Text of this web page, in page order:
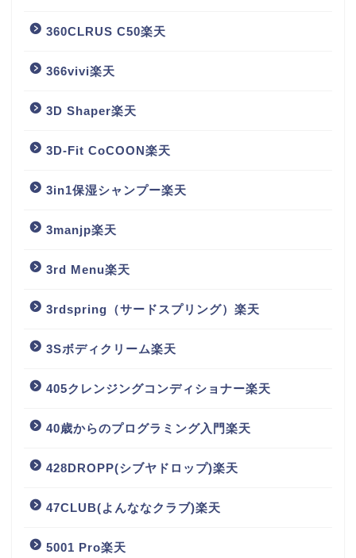
360CLRUS C50楽天
366vivi楽天
3D Shaper楽天
3D-Fit CoCOON楽天
3in1保湿シャンプー楽天
3manjp楽天
3rd Menu楽天
3rdspring（サードスプリング）楽天
3Sボディクリーム楽天
405クレンジングコンディショナー楽天
40歳からのプログラミング入門楽天
428DROPP(シブヤドロップ)楽天
47CLUB(よんななクラブ)楽天
5001 Pro楽天